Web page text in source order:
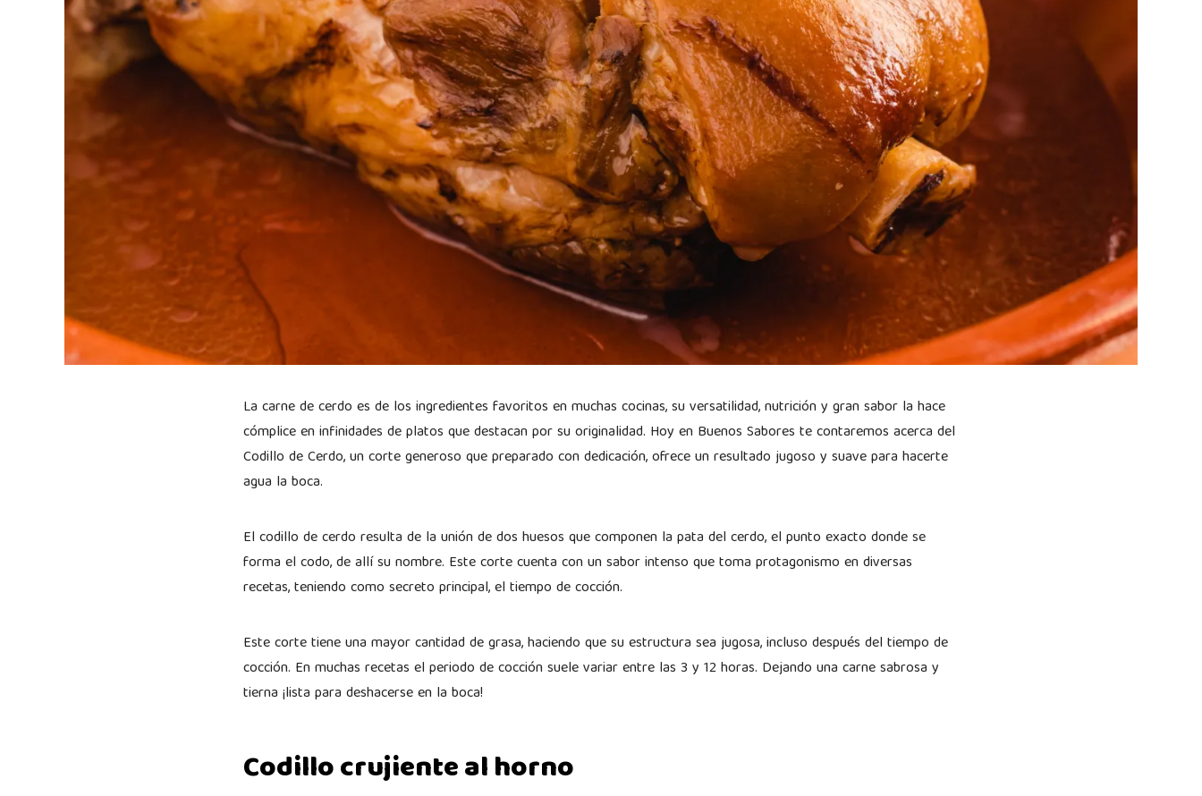
La carne de cerdo es de los ingredientes favoritos en muchas cocinas, su versatilidad, nutrición y gran sabor la hace
cómplice en infinidades de platos que destacan por su originalidad. Hoy en Buenos Sabores te contaremos acerca del
Codillo de Cerdo, un corte generoso que preparado con dedicación, ofrece un resultado jugoso y suave para hacerte
agua la boca.
El codillo de cerdo resulta de la unión de dos huesos que componen la pata del cerdo, el punto exacto donde se
forma el codo, de allí su nombre. Este corte cuenta con un sabor intenso que toma protagonismo en diversas
recetas, teniendo como secreto principal, el tiempo de cocción.
Este corte tiene una mayor cantidad de grasa, haciendo que su estructura sea jugosa, incluso después del tiempo de
cocción. En muchas recetas el periodo de cocción suele variar entre las 3 y 12 horas. Dejando una carne sabrosa y
tierna ¡lista para deshacerse en la boca!
Codillo crujiente al horno